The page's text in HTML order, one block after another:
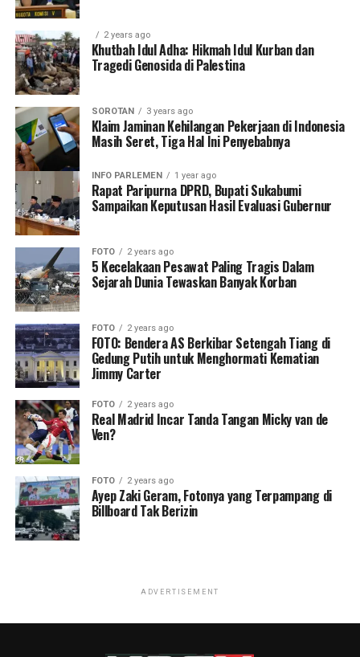
2 years ago
Khutbah Idul Adha: Hikmah Idul Kurban dan
Tragedi Genosida di Palestina
SOROTAN 3 years ago
Klaim Jaminan Kehilangan Pekerjaan di Indonesia
Masih Seret, Tiga Hal Ini Penyebabnya
INFO PARLEMEN 1 year ago
Rapat Paripurna DPRD, Bupati Sukabumi
Sampaikan Keputusan Hasil Evaluasi Gubernur
FOTO 2 years ago
5 Kecelakaan Pesawat Paling Tragis Dalam
Sejarah Dunia Tewaskan Banyak Korban
FOTO 2 years ago
FOTO: Bendera AS Berkibar Setengah Tiang di
Gedung Putih untuk Menghormati Kematian
Jimmy Carter
FOTO 2 years ago
Real Madrid Incar Tanda Tangan Micky van de
Ven?
FOTO 2 years ago
Ayep Zaki Geram, Fotonya yang Terpampang di
Billboard Tak Berizin
ADVERTISEMENT